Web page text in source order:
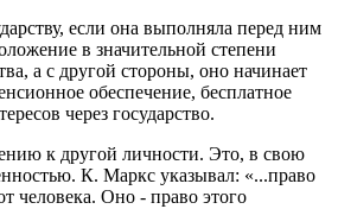
если она выполняла перед ним
в значительной степени
а с другой стороны, оно начинает
обеспечение, бесплатное
через государство.
к другой личности. Это, в свою
К. Маркс указывал: «...право
человека. Оно - право этого